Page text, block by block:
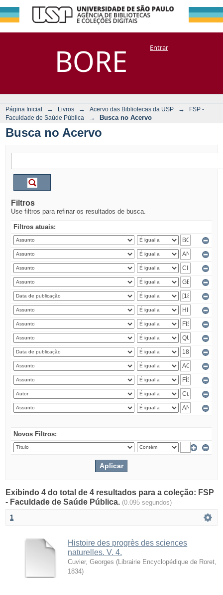
BORE
Busca no Acervo
DSpace/Manakin + CoriscoEntrar
Página Inicial → Livros → Acervo das Bibliotecas da USP →
FSP -
Faculdade de Saúde Pública
→ Busca no Acervo
Busca no Acervo
Filtros
Use filtros para refinar os resultados de busca.
Filtros atuais:
Novos Filtros:
Exibindo 4 do total de 4 resultados para a coleção: FSP
- Faculdade de Saúde Pública. (0.095 segundos)
1
Histoire des progrès des sciences
naturelles. V. 4.
Cuvier, Georges ( Librairie Encyclopédique de Roret
1834)